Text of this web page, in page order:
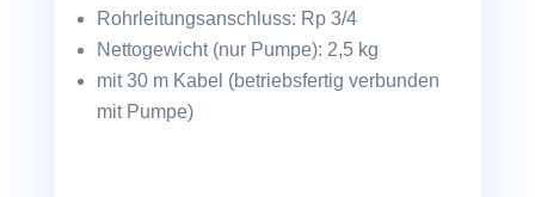
Rohrleitungsanschluss: Rp 3/4
Nettogewicht (nur Pumpe): 2,5 kg
mit 30 m Kabel (betriebsfertig verbunden
mit Pumpe)